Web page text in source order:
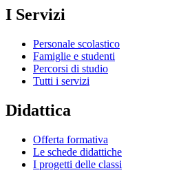
I Servizi
Personale scolastico
Famiglie e studenti
Percorsi di studio
Tutti i servizi
Didattica
Offerta formativa
Le schede didattiche
I progetti delle classi